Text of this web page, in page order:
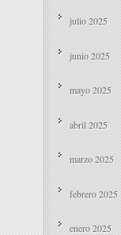
julio 2025
junio 2025
mayo 2025
abril 2025
marzo 2025
febrero 2025
enero 2025